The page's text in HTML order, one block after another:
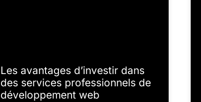
Les avantages d’investir dans
des services professionnels de
développement web